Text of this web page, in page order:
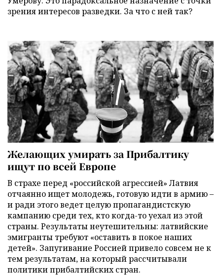
зрения интересов разведки. За что с ней так?
Желающих умирать за Прибалтику
ищут по всей Европе
В страхе перед «российской агрессией» Латвия
отчаянно ищет молодежь, готовую идти в армию –
и ради этого ведет целую пропагандистскую
кампанию среди тех, кто когда-то уехал из этой
страны. Результаты неутешительны: латвийские
эмигранты требуют «оставить в покое наших
детей». Запугивание Россией привело совсем не к
тем результатам, на который рассчитывали
политики прибалтийских стран.